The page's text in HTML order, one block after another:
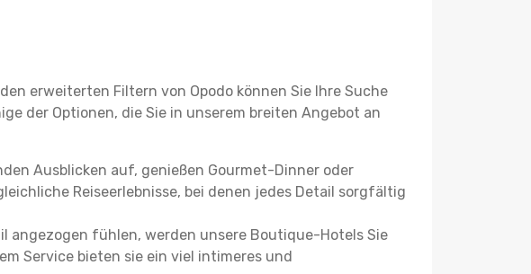
erweiterten Filtern von Opodo können Sie Ihre Suche
der Optionen, die Sie in unserem breiten Angebot an
Ausblicken auf, genießen Gourmet-Dinner oder
Reiseerlebnisse, bei denen jedes Detail sorgfältig
angezogen fühlen, werden unsere Boutique-Hotels Sie
Service bieten sie ein viel intimeres und